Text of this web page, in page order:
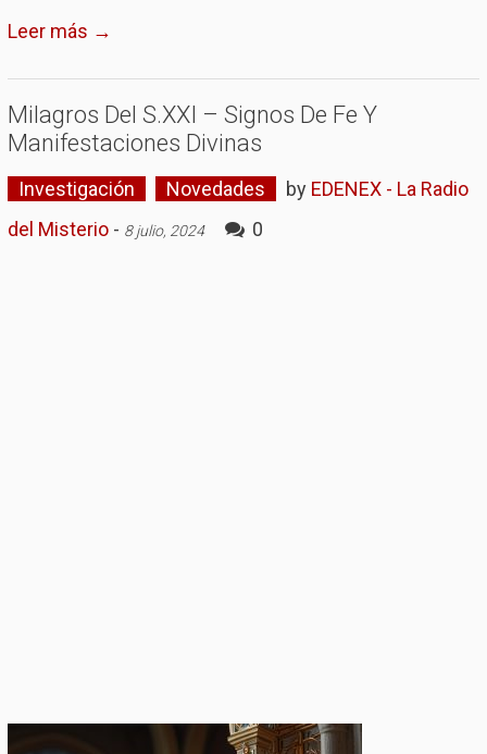
Leer más →
Milagros Del S.XXI – Signos De Fe Y
Manifestaciones Divinas
Investigación Novedades by EDENEX - La Radio
del Misterio- 8 julio, 2024 0